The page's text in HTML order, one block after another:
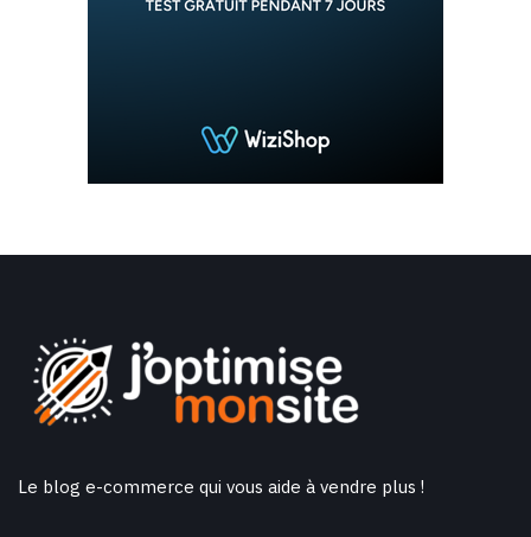
Le blog e-commerce qui vous aide à vendre plus !